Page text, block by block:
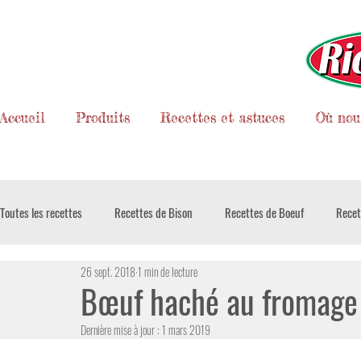
Accueil Produits Recettes et astuces Où
Toutes les recettes Recettes de Bison Recettes de Boeuf
Bœuf haché au
26 sept. 20181 min de lecture
Dernière mise à jour :1 mars 2019